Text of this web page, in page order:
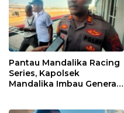
Pantau Mandalika Racing
Series, Kapolsek
Mandalika Imbau Generasi